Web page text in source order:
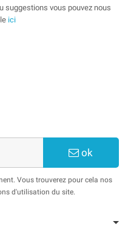
suggestions vous pouvez nous
ici
ok
Vous trouverez pour cela nos
d'utilisation du site.